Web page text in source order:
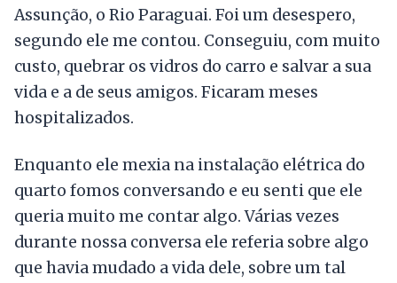
Assunção, o Rio Paraguai. Foi um desespero,
segundo ele me contou. Conseguiu, com muito
custo, quebrar os vidros do carro e salvar a sua
vida e a de seus amigos. Ficaram meses
hospitalizados.
Enquanto ele mexia na instalação elétrica do
quarto fomos conversando e eu senti que ele
queria muito me contar algo. Várias vezes
durante nossa conversa ele referia sobre algo
que havia mudado a vida dele, sobre um tal